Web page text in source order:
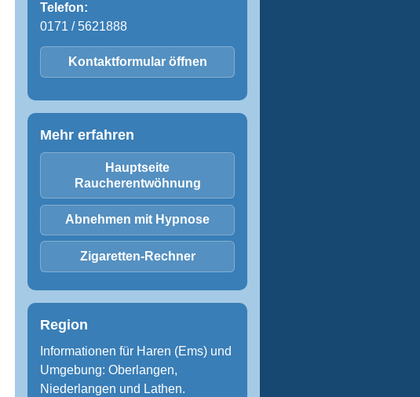
Telefon:
0171 / 5621888
Kontaktformular öffnen
Mehr erfahren
Hauptseite
Raucherentwöhnung
Abnehmen mit Hypnose
Zigaretten-Rechner
Region
Informationen für Haren (Ems) und
Umgebung: Oberlangen,
Niederlangen und Lathen.